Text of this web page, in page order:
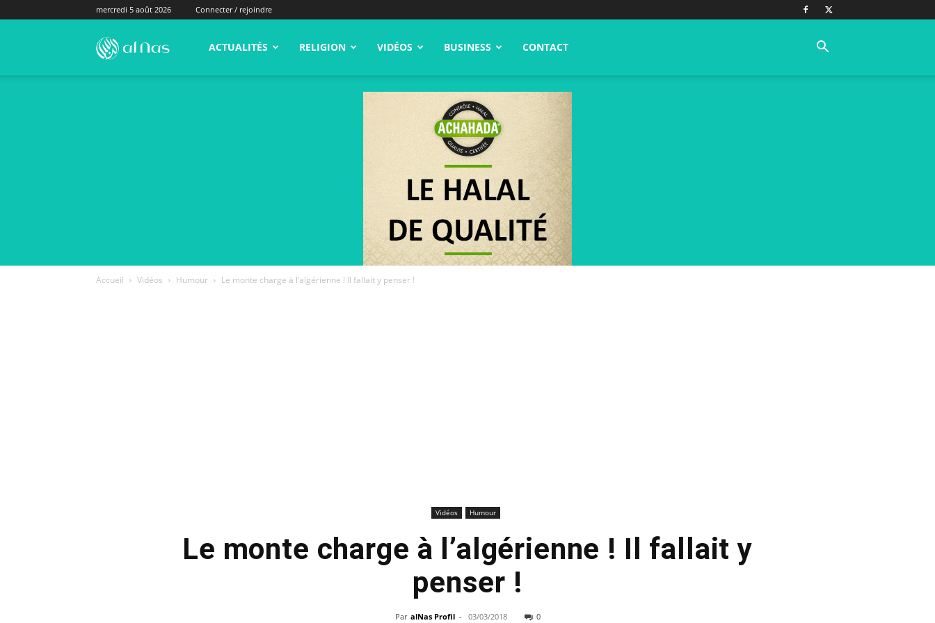
mercredi 5 août 2026 Connecter / rejoindre
alNas.fr ACTUALITÉS RELIGION VIDÉOS BUSINESS CONTACT
Accueil Vidéos Humour Le monte charge à l’algérienne ! Il fallait y penser !
Vidéos Humour
Le monte charge à l’algérienne ! Il fallait y
penser !
Par alNas Profil - 03/03/2018 0